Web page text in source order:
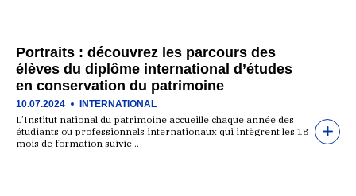
Portraits : découvrez les parcours des
élèves du diplôme international d’études
en conservation du patrimoine
10.07.2024 INTERNATIONAL
L’Institut national du patrimoine accueille chaque année des
étudiants ou professionnels internationaux qui intègrent les 18
mois de formation suivie…